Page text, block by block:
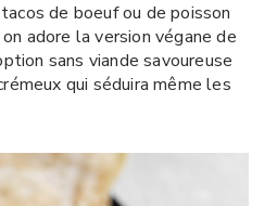
de boeuf ou de poisson
adore la version végane de
sans viande savoureuse
qui séduira même les